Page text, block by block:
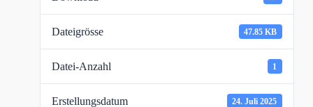
Dateigrösse 47.85 KB
Datei-Anzahl 1
Erstellungsdatum 24. Juli 2025